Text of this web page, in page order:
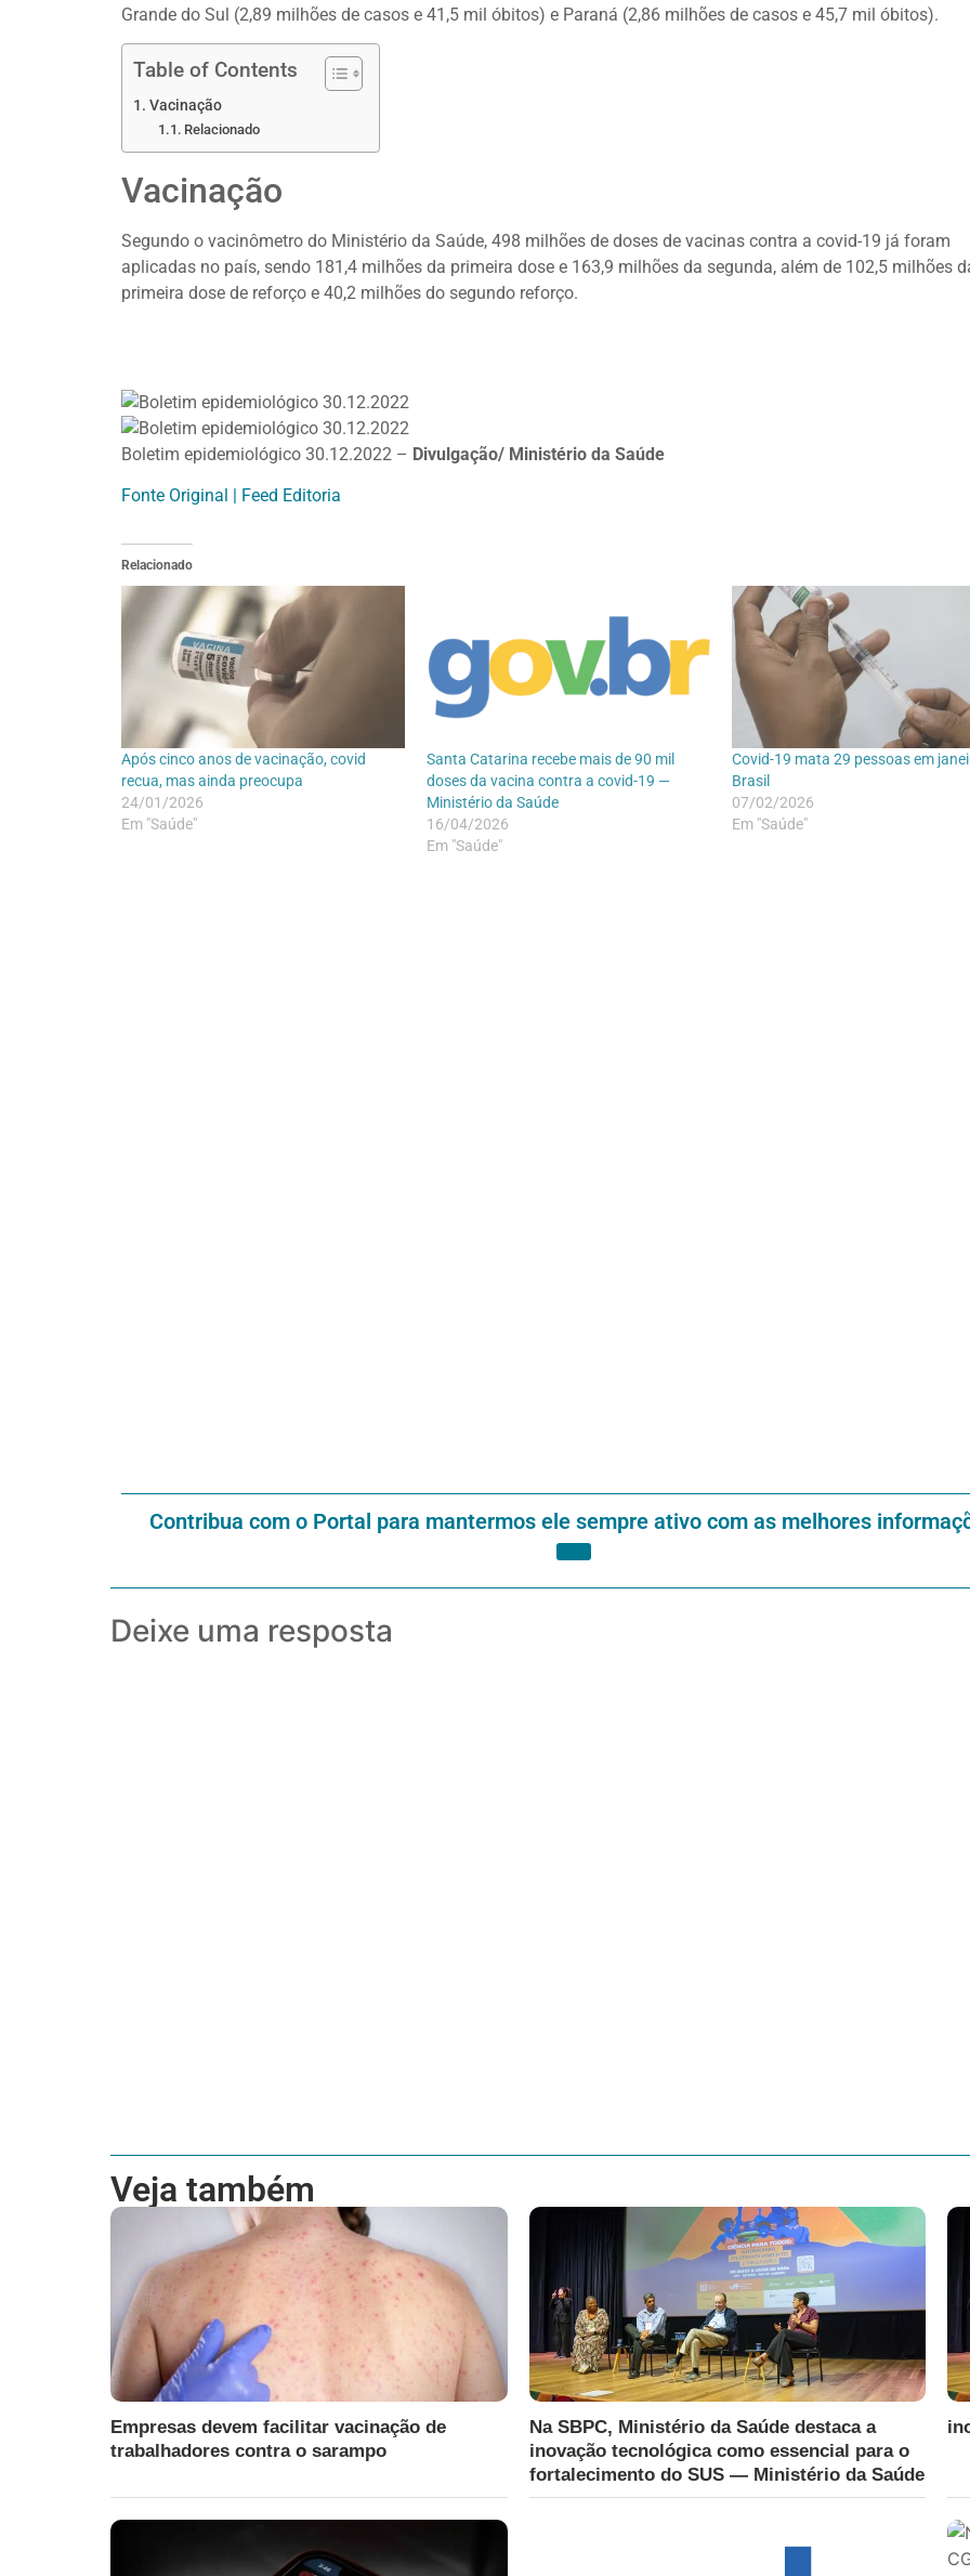
Grande do Sul (2,89 milhões de casos e 41,5 mil óbitos) e Paraná (2,86 milhões de casos e 45,7 mil óbitos).
Table of Contents
Vacinação
Relacionado
Vacinação
Segundo o vacinômetro do Ministério da Saúde, 498 milhões de doses de vacinas contra a covid-19 já foram
aplicadas no país, sendo 181,4 milhões da primeira dose e 163,9 milhões da segunda, além de 102,5 milhões
primeira dose de reforço e 40,2 milhões do segundo reforço.
Boletim epidemiológico 30.12.2022 – Divulgação/ Ministério da Saúde
Fonte Original | Feed Editoria
Relacionado
Após cinco anos de vacinação, covid
recua, mas ainda preocupa
24/01/2026
Em "Saúde"
Santa Catarina recebe mais de 90 mil
doses da vacina contra a covid-19 —
Ministério da Saúde
16/04/2026
Em "Saúde"
Covid-19 mata 29 pessoas em
Brasil
07/02/2026
Em "Saúde"
Contribua com o Portal para mantermos ele sempre ativo com as melhores
Deixe uma resposta
Veja também
Empresas devem facilitar vacinação de
trabalhadores contra o sarampo
Na SBPC, Ministério da Saúde destaca a
inovação tecnológica como essencial para o
fortalecimento do SUS — Ministério da Saúde